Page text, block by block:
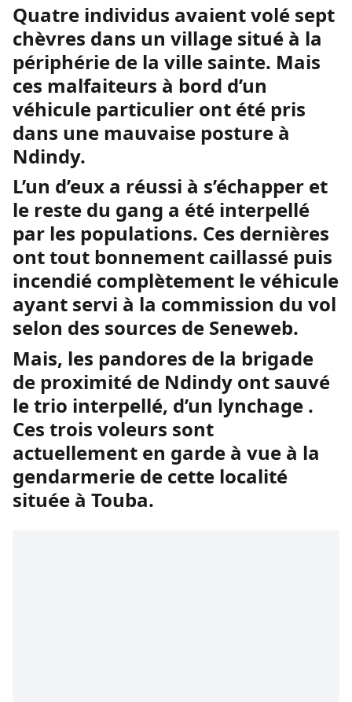
Quatre individus avaient volé sept
chèvres dans un village situé à la
périphérie de la ville sainte. Mais
ces malfaiteurs à bord d’un
véhicule particulier ont été pris
dans une mauvaise posture à
Ndindy.
L’un d’eux a réussi à s’échapper et
le reste du gang a été interpellé
par les populations. Ces dernières
ont tout bonnement caillassé puis
incendié complètement le véhicule
ayant servi à la commission du vol
selon des sources de Seneweb.
Mais, les pandores de la brigade
de proximité de Ndindy ont sauvé
le trio interpellé, d’un lynchage .
Ces trois voleurs sont
actuellement en garde à vue à la
gendarmerie de cette localité
située à Touba.